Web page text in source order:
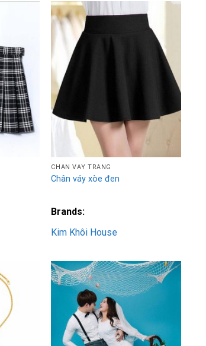
Add to
Wishlist
Add to
Wishlist
CHÂN VÁY TRẮNG
Chân váy xòe đen
Brands:
Kim Khôi House
Add to
Wishlist
Wishlist